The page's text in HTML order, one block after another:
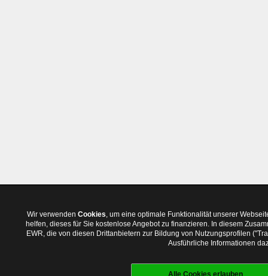
Wir verwenden Cookies, um eine optimale Funktionalität unserer
helfen, dieses für Sie kostenlose Angebot zu finanzieren. In diesem
EWR, die von diesen Drittanbietern zur Bildung von Nutzungsprofilen
Ausführliche Informationen
Alle Cookies erlauben